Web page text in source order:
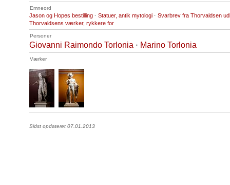
Emneord
Jason og Hopes bestilling · Statuer, antik mytologi · Svarbrev fra Thorvaldsen
Thorvaldsens værker, rykkere for
Personer
Giovanni Raimondo Torlonia · Marino Torlonia
Værker
Sidst opdateret 07.01.2013